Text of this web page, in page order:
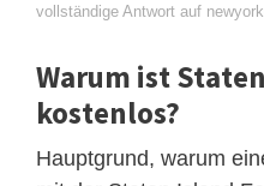
vollständige Antwort auf
Warum ist
kostenlos?
Hauptgrund, warum